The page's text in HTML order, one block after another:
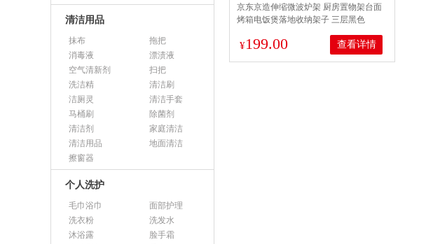
清洁用品
抹布
拖把
消毒液
漂渍液
空气清新剂
扫把
洗洁精
清洁刷
洁厕灵
清洁手套
马桶刷
除菌剂
清洁剂
家庭清洁
清洁用品
地面清洁
擦窗器
个人洗护
毛巾浴巾
面部护理
洗衣粉
洗发水
沐浴露
脸手霜
京东京造伸缩微波炉架 厨房置物架台面
烤箱电饭煲落地收纳架子 三层黑色
¥199.00 查看详情